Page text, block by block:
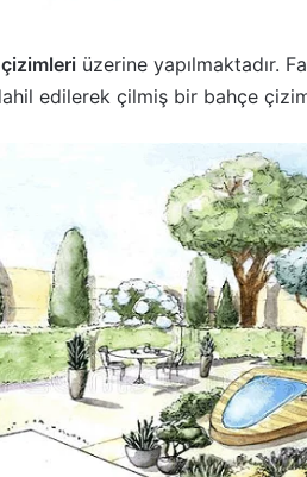
üzerine yapılmaktadır.
edilerek çilmiş bir bahçe